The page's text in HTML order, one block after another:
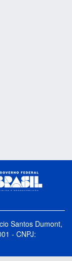
Santos Dumont,
- CNPJ: